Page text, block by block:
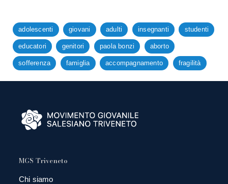
adolescenti giovani adulti insegnanti studenti
educatori genitori paola bonzi aborto
sofferenza famiglia accompagnamento fragilità
MGS Triveneto
Chi siamo